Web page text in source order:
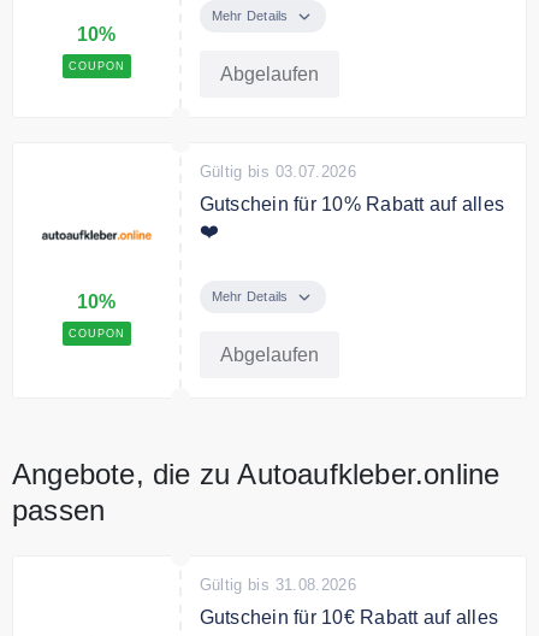
10%
COUPON
10% auf das gesamte Sortiment
Nur für kurze Zeit
Mehr Details
Abgelaufen
10%
COUPON
Gültig bis 03.07.2026
Gutschein für 10% Rabatt auf alles
❤️
Gutscheincode 10% Rabatt auf
Mehr Details
Abgelaufen
Angebote, die zu Autoaufkleber.online
passen
Gültig bis 31.08.2026
Gutschein für 10€ Rabatt auf alles